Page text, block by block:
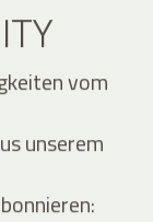
vom
unserem